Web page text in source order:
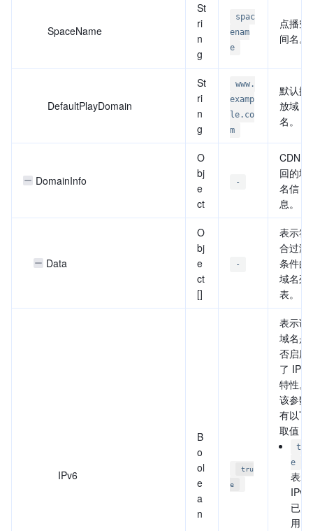
SpaceName
St
ri
n
g
spac
enam
e
点播空
间名。
DefaultPlayDomain
St
ri
n
g
www.
examp
le.co
m
默认播
放域
名。
DomainInfo
O
bj
e
ct
-
CDN 返
回的域
名信
息。
Data
O
bj
e
ct
[]
-
表示符
合过滤
条件的
域名列
表。
IPv6
B
o
ol
e
a
n
tru
e
表示该
域名是
否启用
了 IPv6
特性。
该参数
有以下
取值：
tru
e
表示
IPv6
已启
用。